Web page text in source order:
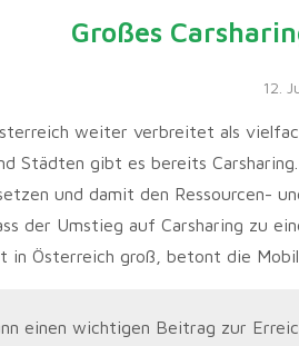
Großes
12.
weiter verbreitet als
Städten gibt es bereits
und damit den Ressourcen-
der Umstieg auf Carsharing zu
in Österreich groß, betont die
einen wichtigen Beitrag zur